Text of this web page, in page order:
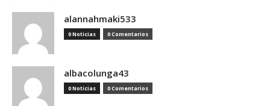
alannahmaki533
0 Noticias 0 Comentarios
albacolunga43
0 Noticias 0 Comentarios